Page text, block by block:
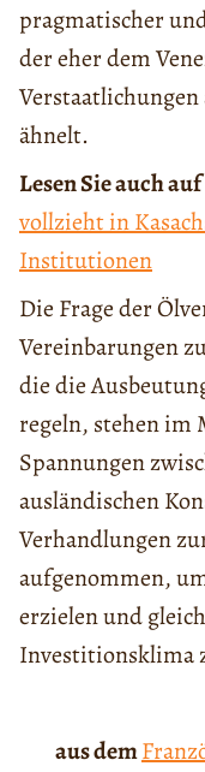
pragmatischer
der eher dem
ähnelt.
Lesen Sie auch
vollzieht in
Institutionen
Die Frage der
Vereinbarungen
die die
regeln, stehen im
Spannungen
ausländischen
Verhandlungen
aufgenommen,
erzielen und
Investitionsklima
aus dem